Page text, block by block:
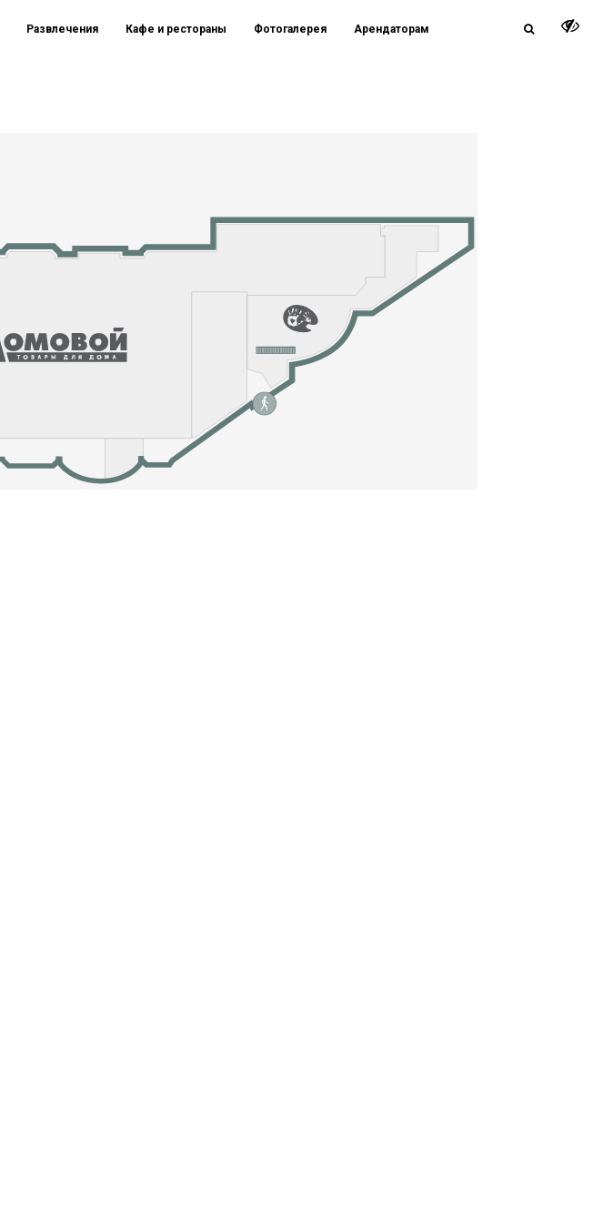
Развлечения Кафе и рестораны Фотогалерея Арендаторам